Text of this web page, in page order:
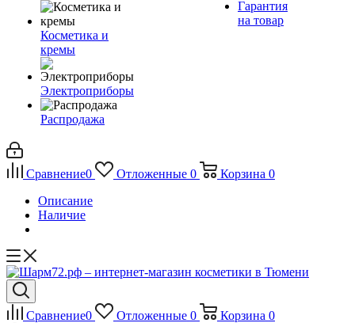
Косметика и
кремы
Электроприборы
Распродажа
Гарантия
на товар
Сравнение0 Отложенные 0 Корзина 0
Описание
Наличие
Сравнение0 Отложенные 0 Корзина 0